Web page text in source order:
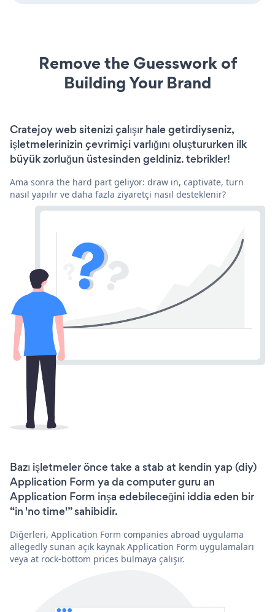
Remove the Guesswork of
Building Your Brand
Cratejoy web sitenizi çalışır hale getirdiyseniz,
işletmelerinizin çevrimiçi varlığını oluştururken ilk
büyük zorluğun üstesinden geldiniz. tebrikler!
Ama sonra the hard part geliyor: draw in, captivate, turn
nasıl yapılır ve daha fazla ziyaretçi nasıl desteklenir?
Bazı işletmeler önce take a stab at kendin yap (diy)
Application Form ya da computer guru an
Application Form inşa edebileceğini iddia eden bir
“in 'no time'” sahibidir.
Diğerleri, Application Form companies abroad uygulama
allegedly sunan açık kaynak Application Form uygulamaları
veya at rock-bottom prices bulmaya çalışır.